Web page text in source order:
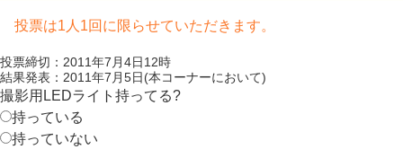
投票は1人1回に限らせていただきます。
投票締切：2011年7月4日12時
結果発表：2011年7月5日(本コーナーにおいて)
撮影用LEDライト持ってる?
持っている
持っていない